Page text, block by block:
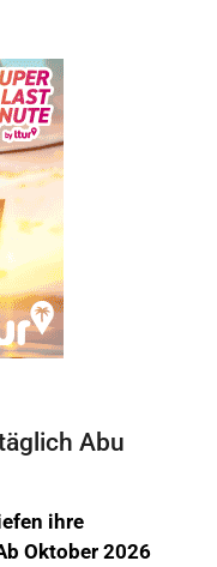
Abu
ihre
Oktober 2026